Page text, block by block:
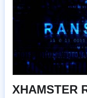
XHAMSTER